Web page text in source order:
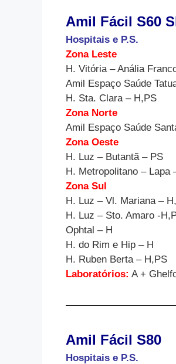
Amil Fácil S60
Hospitais e P.S.
Zona Leste
H. Vitória – Anália
Amil Espaço Saúde
H. Sta. Clara – H,PS
Zona Norte
Amil Espaço Saúde
Zona Oeste
H. Luz – Butantã – PS
H. Metropolitano – Lapa
Zona Sul
H. Luz – Vl. Mariana –
H. Luz – Sto. Amaro -
Ophtal – H
H. do Rim e Hip – H
H. Ruben Berta – H,PS
Laboratórios: A +
Amil Fácil S80
Hospitais e P.S.